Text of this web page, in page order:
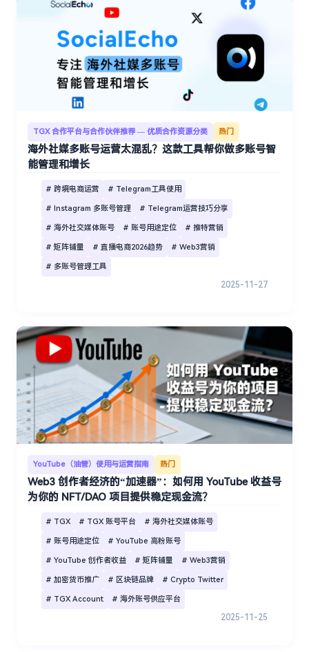
TGX 合作平台与合作伙伴推荐 — 优质合作资源分类 热门
海外社媒多账号运营太混乱？这款工具帮你做多账号智
能管理和增长
# 跨境电商运营 # Telegram工具使用
# Instagram 多账号管理 # Telegram运营技巧分享
# 海外社交媒体账号 # 账号用途定位 # 推特营销
# 矩阵铺量 # 直播电商2026趋势 # Web3营销
# 多账号管理工具
2025-11-27
YouTube（油管）使用与运营指南 热门
Web3 创作者经济的“加速器”：如何用 YouTube 收益号
为你的 NFT/DAO 项目提供稳定现金流？
# TGX # TGX 账号平台 # 海外社交媒体账号
# 账号用途定位 # YouTube 高粉账号
# YouTube 创作者收益 # 矩阵铺量 # Web3营销
# 加密货币推广 # 区块链品牌 # Crypto Twitter
# TGX Account # 海外账号供应平台
2025-11-25